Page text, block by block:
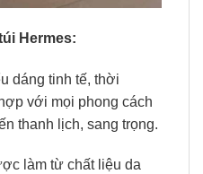
Hermes:
dáng tinh tế, thời
với mọi phong cách
thanh lịch, sang trọng.
làm từ chất liệu da